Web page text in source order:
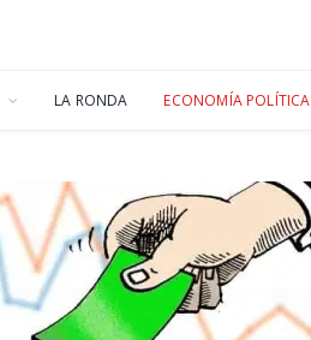
LA RONDA ECONOMÍA POLÍTICA